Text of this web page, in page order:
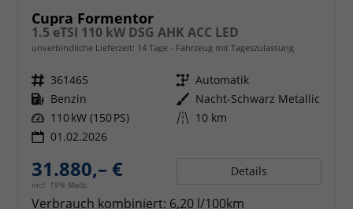
Cupra Formentor
1.5 eTSI 110 kW DSG AHK ACC LED
unverbindliche Lieferzeit: 14 Tage Fahrzeug mit Tageszulassung
Fahrzeugnr. 361465 Getriebe Automatik
Kraftstoff Benzin Außenfarbe Nacht-Schwarz Metallic
Leistung 110 kW (150 PS) Kilometerstand 10 km
01.02.2026
31.880,– €
incl. 19% MwSt.
Details
Verbrauch kombiniert: 6,20 l/100km